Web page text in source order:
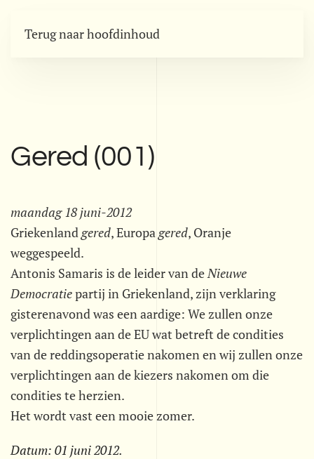
Terug naar hoofdinhoud
Gered (001)
maandag 18 juni-2012
Griekenland gered, Europa gered, Oranje
weggespeeld.
Antonis Samaris is de leider van de Nieuwe
Democratie partij in Griekenland, zijn verklaring
gisterenavond was een aardige: We zullen onze
verplichtingen aan de EU wat betreft de condities
van de reddingsoperatie nakomen en wij zullen onze
verplichtingen aan de kiezers nakomen om die
condities te herzien.
Het wordt vast een mooie zomer.
Datum: 01 juni 2012.